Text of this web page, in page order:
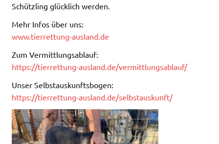
Schützling glücklich werden.
Mehr Infos über uns:
www.tierrettung-ausland.de
Zum Vermittlungsablauf:
https://tierrettung-ausland.de/vermittlungsablauf/
Unser Selbstauskunftsbogen:
https://tierrettung-ausland.de/selbstauskunft/